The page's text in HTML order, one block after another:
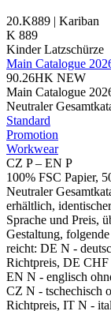
20.K889 | Kariban
K 889
Kinder Latzschürze
Main Catalogue
90.26HK NEW
Main Catalogue
Neutraler
Standard
Promotion
Workwear
CZ P – EN P
100% FSC Papier,
Neutraler
erhältlich,
Sprache und Preis,
Gestaltung,
reicht: DE N -
Richtpreis, DE CHF
EN N - englisch
CZ N - tschechisch
Richtpreis, IT N -